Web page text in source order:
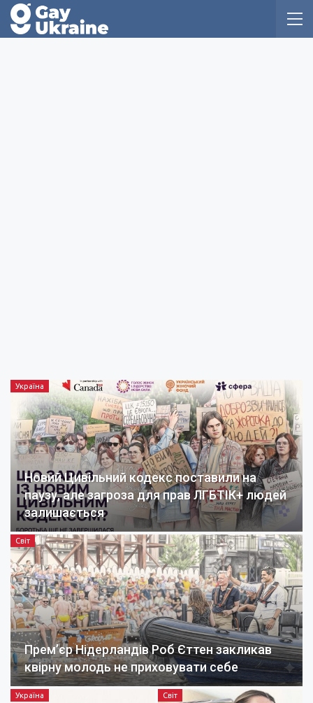
Україна
Новий Цивільний кодекс поставили на
паузу, але загроза для прав ЛГБТІК+ людей
залишається
Світ
Прем’єр Нідерландів Роб Єттен закликав
квірну молодь не приховувати себе
Україна Світ